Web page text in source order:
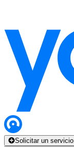
Solicitar un servicio